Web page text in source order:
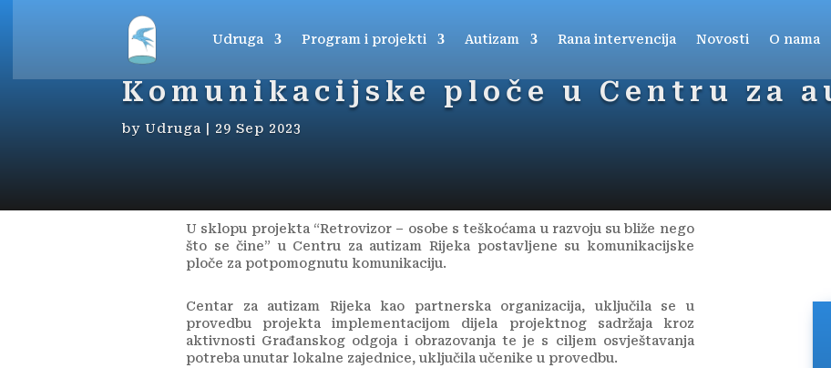
Udruga Program i projekti Autizam Rana intervencija Novosti O nama
Komunikacijske ploče u Centru za
byUdruga 29 Sep 2023
U sklopu projekta “Retrovizor – osobe s teškoćama u razvoju su bliže nego
što se čine” u Centru za autizam Rijeka postavljene su komunikacijske
ploče za potpomognutu komunikaciju.
Centar za autizam Rijeka kao partnerska organizacija, uključila se u
provedbu projekta implementacijom dijela projektnog sadržaja kroz
aktivnosti Građanskog odgoja i obrazovanja te je s ciljem osvještavanja
potreba unutar lokalne zajednice, uključila učenike u provedbu.